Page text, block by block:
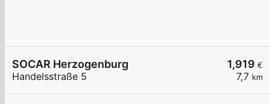
1,919 €
7,7 km
SOCAR Herzogenburg
Handelsstraße 5